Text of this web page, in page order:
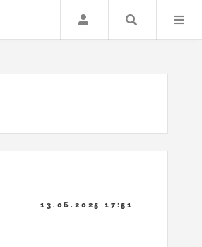
Anmelden Suche …
13.06.2025 17:51